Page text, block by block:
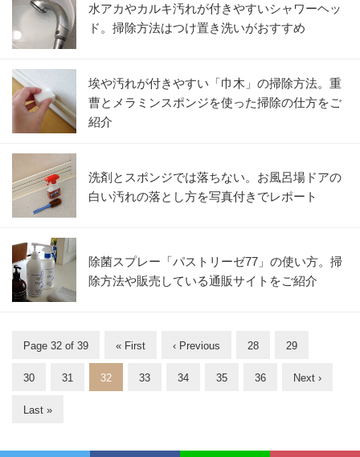
水アカやカルキ汚れが付きやすいシャワーヘッ
ド。掃除方法はつけ置き洗いがおすすめ
埃や汚れが付きやすい「巾木」の掃除方法。重
曹とメラミンスポンジを使った掃除の仕方をご
紹介
洗剤とスポンジでは落ちない。お風呂場ドアの
白い汚れの落とし方を写真付きでレポート
除菌スプレー「パストリーゼ77」の使い方。掃
除方法や販売している通販サイトをご紹介
Page 32 of 39 « First ‹ Previous 28 29
30 31 32 33 34 35 36 Next ›
Last »